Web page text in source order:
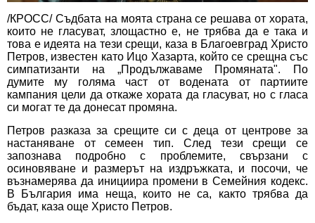
/КРОСС/ Съдбата на моята страна се решава от хората,
които не гласуват, злощастно е, не трябва да е така и
това е идеята на тези срещи, каза в Благоевград Христо
Петров, известен като Ицо Хазарта, който се срещна със
симпатизанти на „Продължаваме Промяната". По
думите му голяма част от водената от партиите
кампания цели да откаже хората да гласуват, но с гласа
си могат те да донесат промяна.
Петров разказа за срещите си с деца от центрове за
настаняване от семеен тип. След тези срещи се
запознава подробно с проблемите, свързани с
осиновяване и размерът на издръжката, и посочи, че
възнамерява да инициира промени в Семейния кодекс.
В България има неща, които не са, както трябва да
бъдат, каза още Христо Петров.